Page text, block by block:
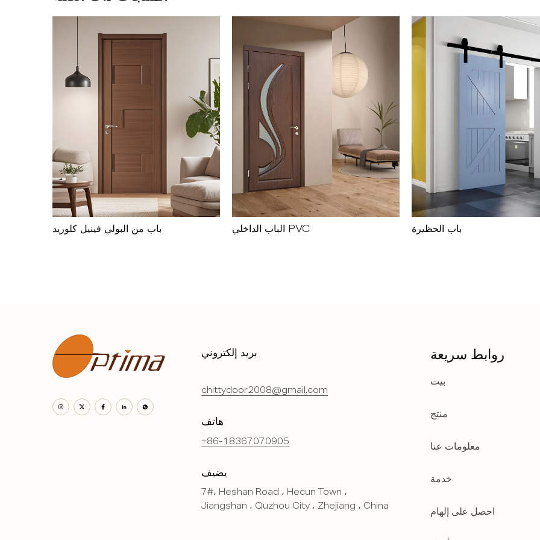
باب من البولي فينيل كلوريد الباب الداخلي PVC باب الحظيرة
بريد إلكتروني
chittydoor2008@gmail.com
هاتف
+86-18367070905
يضيف
7#، Heshan Road ، Hecun Town ،
Jiangshan ، Quzhou City ، Zhejiang ، China
روابط سريعة
بيت
منتج
معلومات عنا
خدمة
احصل على إلهام